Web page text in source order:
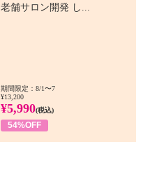
老舗サロン開発 し...
期間限定：8/1〜7
¥13,200
¥5,990(税込)
54%OFF